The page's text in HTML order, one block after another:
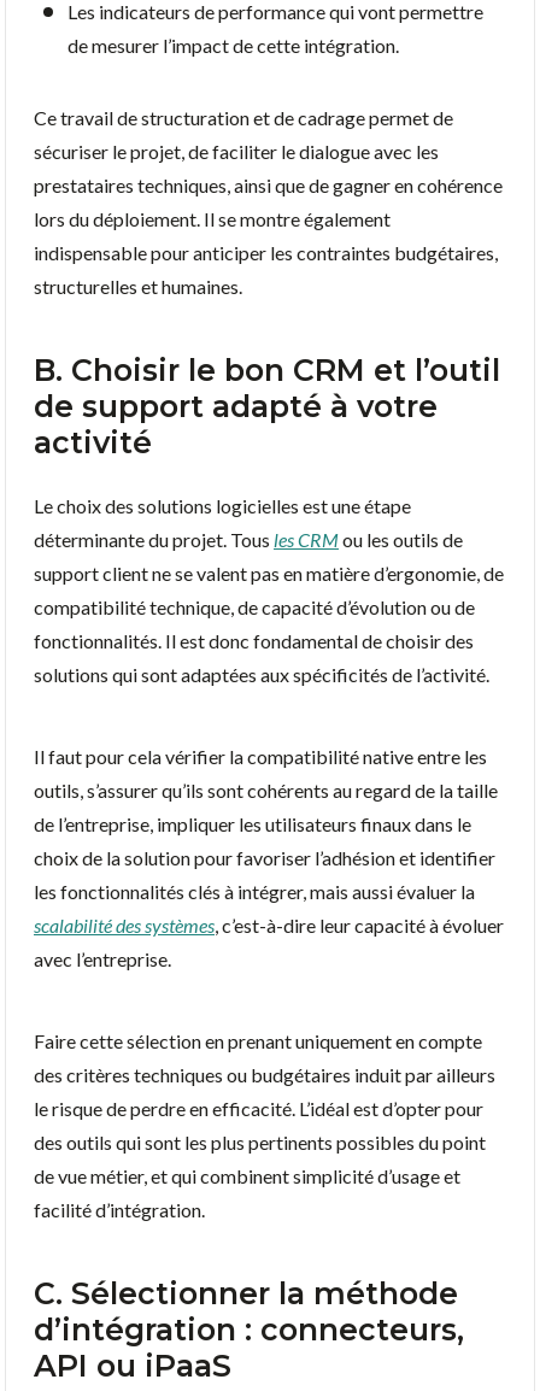
Les indicateurs de performance qui vont permettre
de mesurer l’impact de cette intégration.
Ce travail de structuration et de cadrage permet de
sécuriser le projet, de faciliter le dialogue avec les
prestataires techniques, ainsi que de gagner en cohérence
lors du déploiement. Il se montre également
indispensable pour anticiper les contraintes budgétaires,
structurelles et humaines.
B. Choisir le bon CRM et l’outil
de support adapté à votre
activité
Le choix des solutions logicielles est une étape
déterminante du projet. Tous les CRMou les outils de
support client ne se valent pas en matière d’ergonomie, de
compatibilité technique, de capacité d’évolution ou de
fonctionnalités. Il est donc fondamental de choisir des
solutions qui sont adaptées aux spécificités de l’activité.
Il faut pour cela vérifier la compatibilité native entre les
outils, s’assurer qu’ils sont cohérents au regard de la taille
de l’entreprise, impliquer les utilisateurs finaux dans le
choix de la solution pour favoriser l’adhésion et identifier
les fonctionnalités clés à intégrer, mais aussi évaluer la
scalabilité des systèmes , c’est-à-dire leur capacité à évoluer
avec l’entreprise.
Faire cette sélection en prenant uniquement en compte
des critères techniques ou budgétaires induit par ailleurs
le risque de perdre en efficacité. L’idéal est d’opter pour
des outils qui sont les plus pertinents possibles du point
de vue métier, et qui combinent simplicité d’usage et
facilité d’intégration.
C. Sélectionner la méthode
d’intégration : connecteurs,
API ou iPaaS